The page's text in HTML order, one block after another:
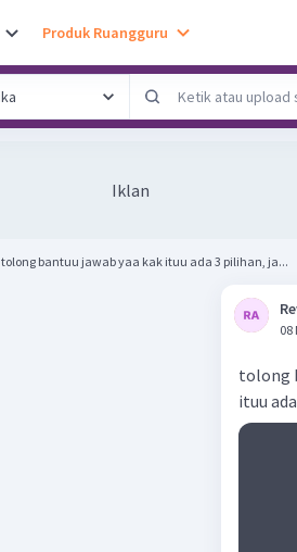
Produk Ruangguru
Iklan
tolong bantuu jawab yaa kak ituu ada 3 pilihan, ja...
08
tolong
ituu